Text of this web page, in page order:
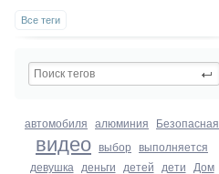
Все теги
автомобиля алюминия Безопасная
видео выбор выполняется
девушка деньги детей дети Дом